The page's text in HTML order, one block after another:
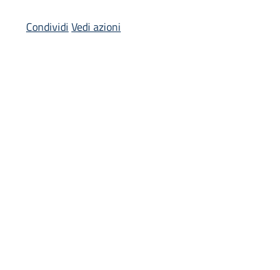
Condividi Vedi azioni